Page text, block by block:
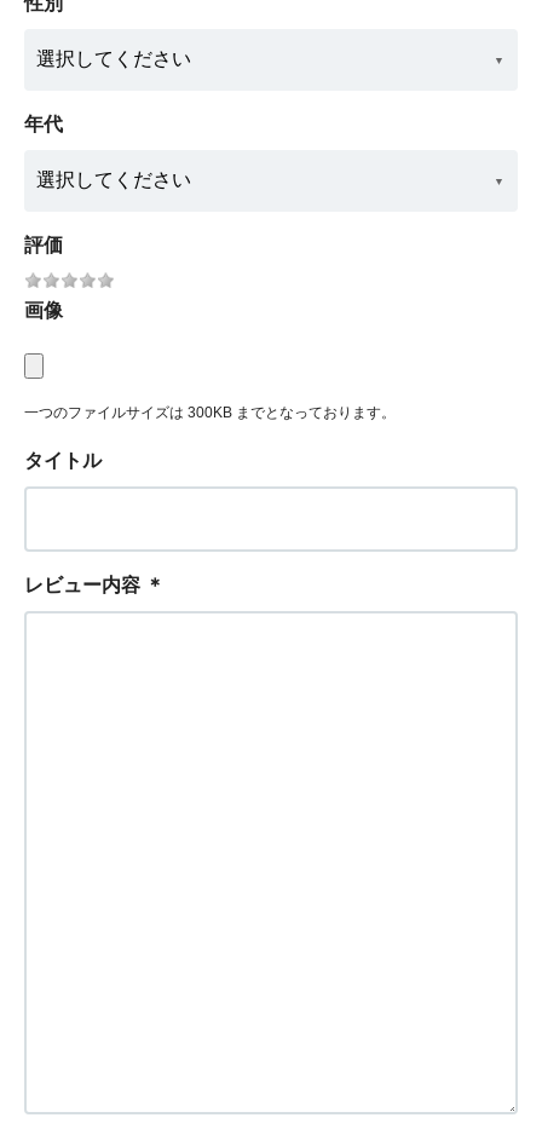
年代
評価
画像
一つのファイルサイズは 300KB までとなっております。
タイトル
レビュー内容 ＊